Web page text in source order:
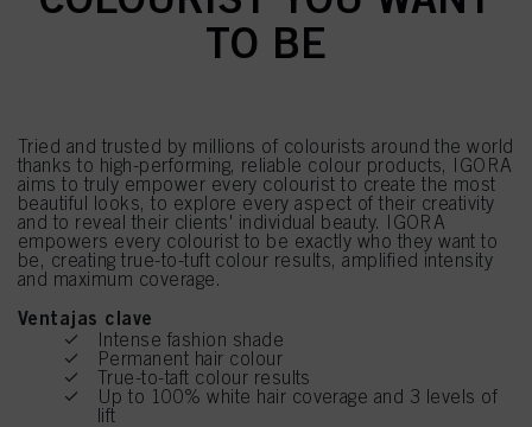
TO BE
Tried and trusted by millions of colourists around the world
thanks to high-performing, reliable colour products, IGORA
aims to truly empower every colourist to create the most
beautiful looks, to explore every aspect of their creativity
and to reveal their clients' individual beauty. IGORA
empowers every colourist to be exactly who they want to
be, creating true-to-tuft colour results, amplified intensity
and maximum coverage.
Ventajas clave
Intense fashion shade
Permanent hair colour
True-to-taft colour results
Up to 100% white hair coverage and 3 levels of
lift